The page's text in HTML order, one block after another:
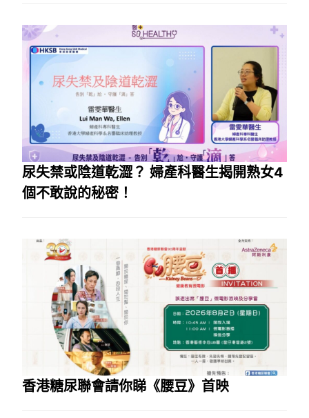
尿失禁或陰道乾澀？ 婦產科醫生揭開熟女4
個不敢說的秘密！
香港糖尿聯會請你睇《腰豆》首映